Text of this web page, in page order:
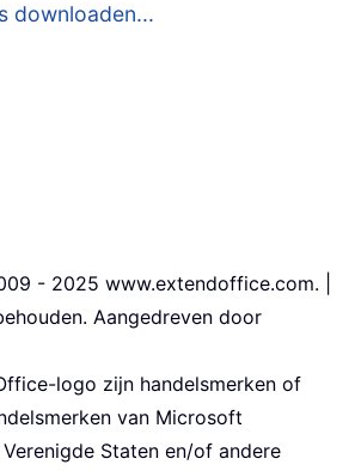
downloaden...
- 2025 www.extendoffice.com. |
Aangedreven door
logo zijn handelsmerken of
van Microsoft
Staten en/of andere